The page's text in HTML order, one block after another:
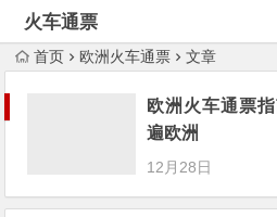
火车通票
首页 欧洲火车通票 文章
欧洲火车通票
遍欧洲
12月28日